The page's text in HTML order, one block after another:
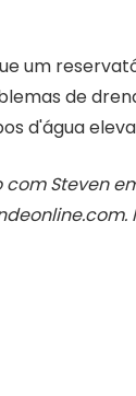
um
de
d'água
Steven